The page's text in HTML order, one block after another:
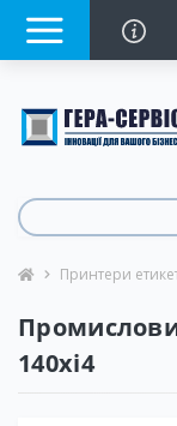
Принтери
140xi4